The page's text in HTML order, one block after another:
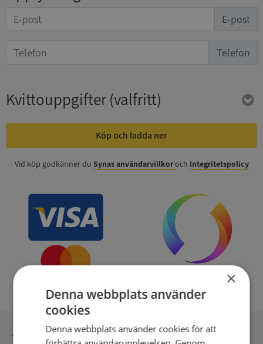
E-post
Telefon
Kvittouppgifter(valfritt)
Köp och ladda ner
Vid köp godkänner du Synas användarvillkoroch Integritetspolicy
Inga kopior till omfrågad
×
Denna webbplats använder
cookies
Denna webbplats använder cookies för att